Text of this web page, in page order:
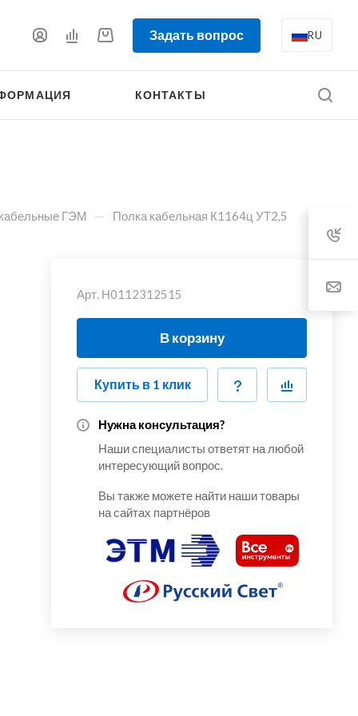
Задать вопрос RU
КОНТАКТЫ
ГЭМ — Полка кабельная К1164ц УТ2,5
Арт. Н0112312515
В корзину
Купить в 1 клик
Нужна консультация?
Наши специалисты ответят на любой
интересующий вопрос.
Вы также можете найти наши товары
на сайтах партнёров